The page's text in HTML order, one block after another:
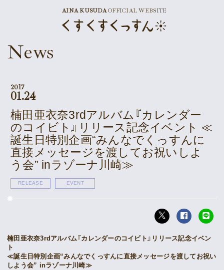
AINA KUSUDAOFFICIAL WEBSITE
Schedule
Discography
Goods
Supporter’s Menu Download
Gallery
News
2017
01.24
楠田亜衣奈3rdアルバム『カレンダー
のコイビト』リリース記念イベント ≪
誕生日特別企画“みんなでくっすんに
直接メッセージを渡してお祝いしよ
う会” inラゾーナ川崎≫
RELEASE EVENT
楠田亜衣奈3rdアルバム『カレンダーのコイビト』リリース記念イベン
ト
≪誕生日特別企画“みんなでくっすんに直接メッセージを渡してお祝い
しよう会” inラゾーナ川崎≫